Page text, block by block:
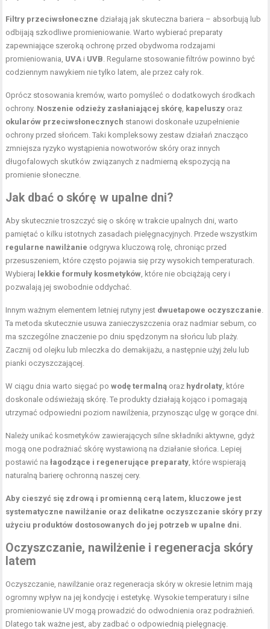
Filtry przeciwsłoneczne działają jak skuteczna bariera – absorbują lub
odbijają szkodliwe promieniowanie. Warto wybierać preparaty
zapewniające szeroką ochronę przed obydwoma rodzajami
promieniowania, UVA i UVB . Regularne stosowanie filtrów powinno być
codziennym nawykiem nie tylko latem, ale przez cały rok.
Oprócz stosowania kremów, warto pomyśleć o dodatkowych środkach
ochrony. Noszenie odzieży zasłaniającej skórę kapeluszy oraz
okularów przeciwsłonecznych stanowi doskonałe uzupełnienie
ochrony przed słońcem. Taki kompleksowy zestaw działań znacząco
zmniejsza ryzyko wystąpienia nowotworów skóry oraz innych
długofalowych skutków związanych z nadmierną ekspozycją na
promienie słoneczne.
Jak dbać o skórę w upalne dni?
Aby skutecznie troszczyć się o skórę w trakcie upalnych dni, warto
pamiętać o kilku istotnych zasadach pielęgnacyjnych. Przede wszystkim
regularne nawilżanie odgrywa kluczową rolę, chroniąc przed
przesuszeniem, które często pojawia się przy wysokich temperaturach.
Wybieraj lekkie formuły kosmetyków , które nie obciążają cery i
pozwalają jej swobodnie oddychać.
Innym ważnym elementem letniej rutyny jest dwuetapowe oczyszczanie
Ta metoda skutecznie usuwa zanieczyszczenia oraz nadmiar sebum, co
ma szczególne znaczenie po dniu spędzonym na słońcu lub plaży.
Zacznij od olejku lub mleczka do demakijażu, a następnie użyj żelu lub
pianki oczyszczającej.
W ciągu dnia warto sięgać powodę termalną oraz hydrolaty , które
doskonale odświeżają skórę. Te produkty działają kojąco i pomagają
utrzymać odpowiedni poziom nawilżenia, przynosząc ulgę w gorące dni.
Należy unikać kosmetyków zawierających silne składniki aktywne , gdyż
mogą one podrażniać skórę wystawioną na działanie słońca. Lepiej
postawić nałagodzące i regenerujące preparaty , które wspierają
naturalną barierę ochronną naszej cery.
Aby cieszyć się zdrową i promienną cerą latem, kluczowe jest
systematyczne nawilżanie oraz delikatne oczyszczanie skóry przy
użyciu produktów dostosowanych do jej potrzeb w upalne dni.
Oczyszczanie, nawilżenie i regeneracja skóry
latem
Oczyszczanie, nawilżanie oraz regeneracja skóry w okresie letnim mają
ogromny wpływ na jej kondycję i estetykę. Wysokie temperatury i silne
promieniowanie UV mogą prowadzić do odwodnienia oraz podrażnień.
Dlatego tak ważne jest, aby zadbać o odpowiednią pielęgnację.